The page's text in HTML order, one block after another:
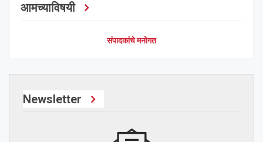
आमच्याविषयी
संपादकांचे मनोगत
Newsletter